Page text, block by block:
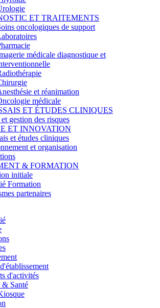
ET TRAITEMENTS
oncologiques de support
médicale diagnostique et
et réanimation
médicale
ET ÉTUDES CLINIQUES
gestion des risques
ET INNOVATION
et études cliniques
et organisation
& FORMATION
initiale
Formation
partenaires
d'activités
Santé